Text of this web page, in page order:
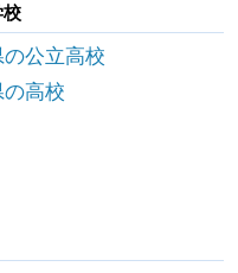
校
の公立高校
の高校